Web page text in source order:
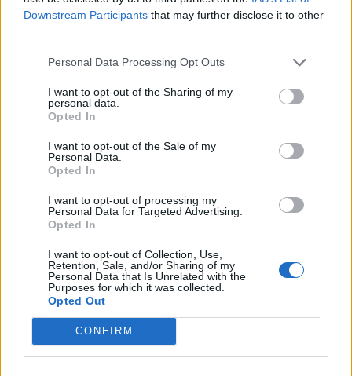
Downstream Participants that may further disclose it to other
Personal Data Processing Opt Outs
I want to opt-out of the Sharing of my
personal data.
Opted In
I want to opt-out of the Sale of my
Personal Data.
Opted In
I want to opt-out of processing my
Personal Data for Targeted Advertising.
Opted In
I want to opt-out of Collection, Use,
Retention, Sale, and/or Sharing of my
Personal Data that Is Unrelated with the
Purposes for which it was collected.
Opted Out
CONFIRM
memória; Teto panorâmico e Travel Assist com Lane
Assist e Emergency Assist.
O ID. Polo F1RST está disponível no mercado nacional a
partir de 29.950 euros, enquanto o ID. Polo F1RST+
começa nos 32.950 euros.
Leia também:
VW Golf GTI Edition 50
recupera coroa de
Nürburgring
Tags: carros elétricos ECAR Show
edições limitadas
F1rst
Mobilidade elétrica